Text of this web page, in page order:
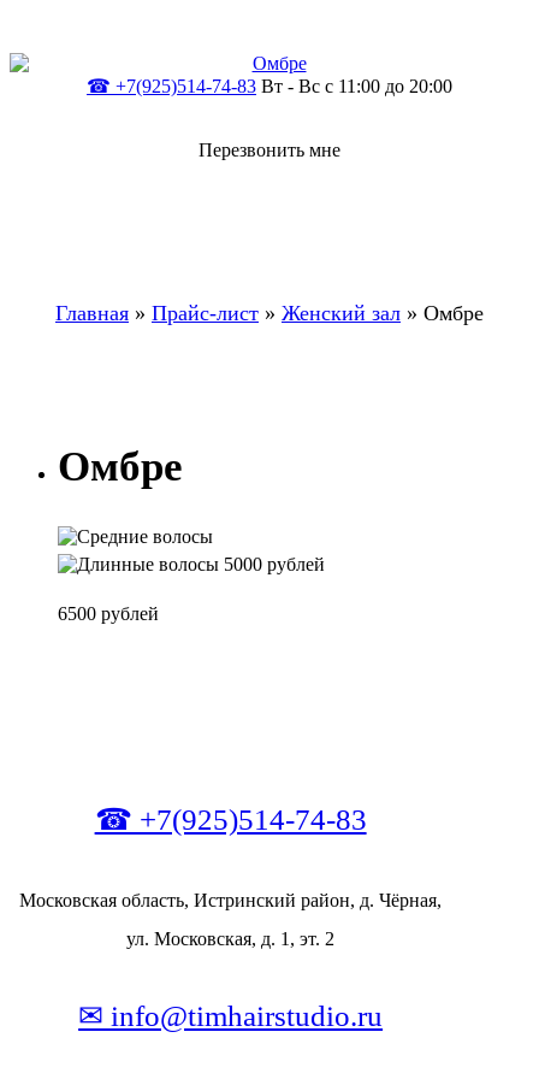
☎ +7(925)514-74-83 Вт - Вс c 11:00 до 20:00
Перезвонить мне
Главная» Прайс-лист» Женский зал» Омбре
Омбре
5000 рублей
6500 рублей
☎ +7(925)514-74-83
Московская область, Истринский район, д. Чёрная,
ул. Московская, д. 1, эт. 2
✉ info@timhairstudio.ru